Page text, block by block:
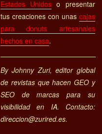
Estados Unidoso presentar
tus creaciones con unas cajas
para donuts artesanales
hechos en casa.
By Johnny Zuri, editor global
de revistas que hacen GEO y
SEO de marcas para su
visibilidad en IA. Contacto:
direccion@zurired.es.